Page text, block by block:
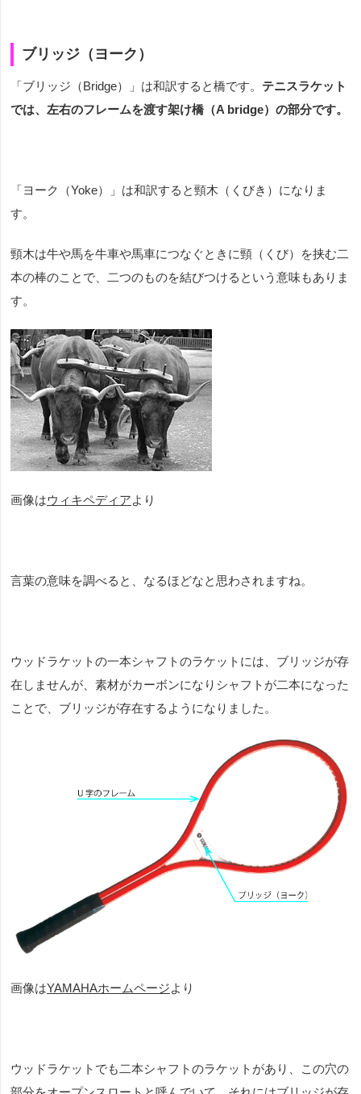
ブリッジ（ヨーク）
「ブリッジ（Bridge）」は和訳すると橋です。 テニスラケット
では、左右のフレームを渡す架け橋（A bridge）の部分です。
「ヨーク（Yoke）」は和訳すると頸木（くびき）になりま
す。
頸木は牛や馬を牛車や馬車につなぐときに頸（くび）を挟む二
本の棒のことで、二つのものを結びつけるという意味もありま
す。
画像はウィキペディアより
言葉の意味を調べると、なるほどなと思わされますね。
ウッドラケットの一本シャフトのラケットには、ブリッジが存
在しませんが、素材がカーボンになりシャフトが二本になった
ことで、ブリッジが存在するようになりました。
画像はYAMAHAホームページより
ウッドラケットでも二本シャフトのラケットがあり、この穴の